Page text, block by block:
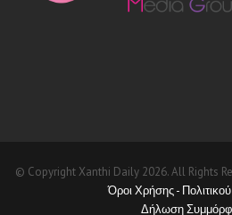
© Copyright Xanthi Daily 2026. All Rights
Όροι Χρήσης -
Δήλωση